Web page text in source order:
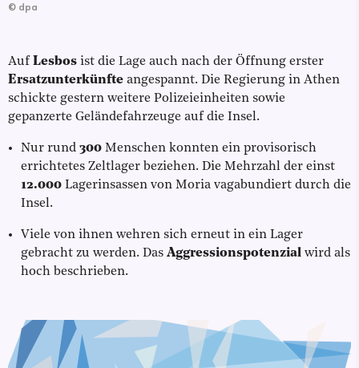
© dpa
Auf Lesbos ist die Lage auch nach der Öffnung erster
Ersatzunterkünfte angespannt. Die Regierung in Athen
schickte gestern weitere Polizeieinheiten sowie
gepanzerte Geländefahrzeuge auf die Insel.
Nur rund 300 Menschen konnten ein provisorisch
errichtetes Zeltlager beziehen. Die Mehrzahl der einst
12.000 Lagerinsassen von Moria vagabundiert durch die
Insel.
Viele von ihnen wehren sich erneut in ein Lager
gebracht zu werden. Das Aggressionspotenzial wird als
hoch beschrieben.